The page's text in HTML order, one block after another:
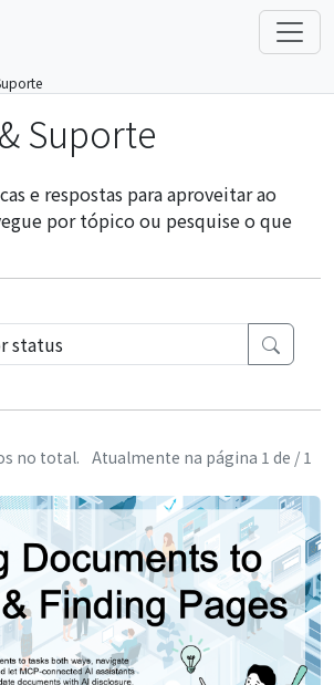
Suporte
e respostas para aproveitar ao
por tópico ou pesquise o que
no total. Atualmente na página 1 de / 1